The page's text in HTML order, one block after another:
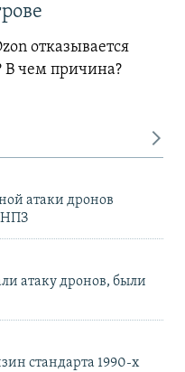
отказывается
В чем причина?
атаки дронов
НПЗ
атаку дронов, были
стандарта 1990-х